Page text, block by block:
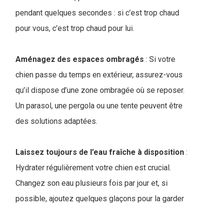
pendant quelques secondes : si c’est trop chaud
pour vous, c’est trop chaud pour lui.
Aménagez des espaces ombragés : Si votre
chien passe du temps en extérieur, assurez-vous
qu’il dispose d’une zone ombragée où se reposer.
Un parasol, une pergola ou une tente peuvent être
des solutions adaptées.
Laissez toujours de l’eau fraîche à disposition :
Hydrater régulièrement votre chien est crucial.
Changez son eau plusieurs fois par jour et, si
possible, ajoutez quelques glaçons pour la garder